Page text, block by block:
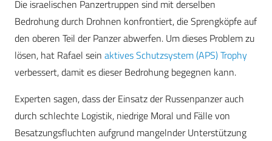
Die israelischen Panzertruppen sind mit derselben
Bedrohung durch Drohnen konfrontiert, die Sprengköpfe auf
den oberen Teil der Panzer abwerfen. Um dieses Problem zu
lösen, hat Rafael sein aktives Schutzsystem (APS) Trophy
verbessert, damit es dieser Bedrohung begegnen kann.
Experten sagen, dass der Einsatz der Russenpanzer auch
durch schlechte Logistik, niedrige Moral und Fälle von
Besatzungsfluchten aufgrund mangelnder Unterstützung